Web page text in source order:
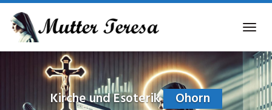
Skip
main
Kirche und Esoterik Ohorn